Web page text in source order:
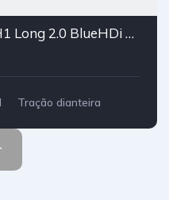
Peugeot Expert Long L3H1 Long 2.0 BlueHDi CVM6 (6 vel.) 145cv Plus 3 lugares 5 (2+3) portas
Tração dianteira